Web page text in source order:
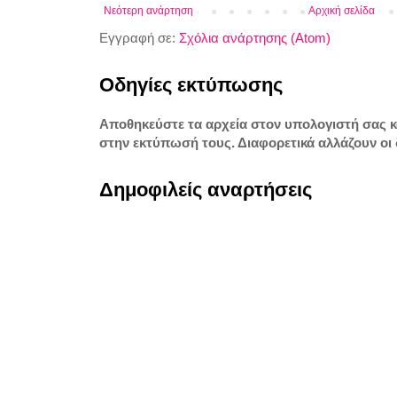
Νεότερη ανάρτηση Αρχική σελίδα
Εγγραφή σε: Σχόλια ανάρτησης (Atom)
Οδηγίες εκτύπωσης
Αποθηκεύστε τα αρχεία στον υπολογιστή σας
στην εκτύπωσή τους. Διαφορετικά αλλάζουν οι
Δημοφιλείς αναρτήσεις